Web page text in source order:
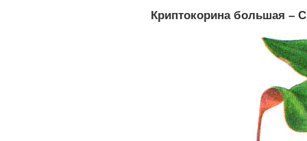
Криптокорина большая –